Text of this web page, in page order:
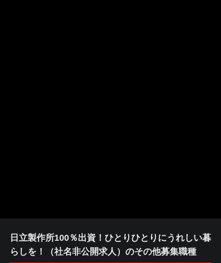
日立製作所100％出資！ひとりひとりにうれしい暮
らしを！（社名非公開求人）のその他募集職種